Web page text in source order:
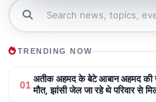
TRENDING NOW
01अतीक अहमद के बेटे आबान अहमद की
मौत, झांसी जेल जा रहे थे परिवार से